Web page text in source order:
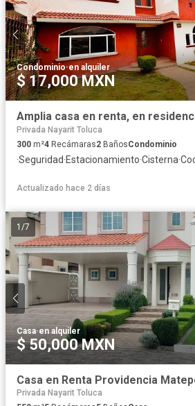
Condominio·en alquiler
$ 17,000 MXN
Privada Nayarit Toluca
300 m²4 Recámaras2 BañosCondominio
·Seguridad·Estacionamiento·Cisterna·
Actualizado hace 2 días
1 /7
Casa·en alquiler
$ 50,000 MXN
Casa en Renta Providencia
Privada Nayarit Toluca